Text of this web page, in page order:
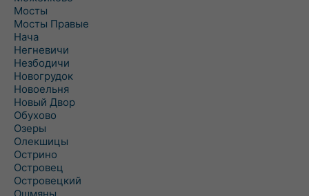
Мосты
Мосты Правые
Нача
Негневичи
Незбодичи
Новогрудок
Новоельня
Новый Двор
Обухово
Озеры
Олекшицы
Острино
Островец
Островецкий